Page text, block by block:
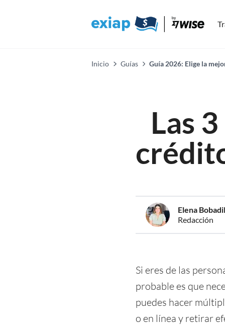
Inicio Guías Guía 2026: Elige la
Las
Elena
Redacción
Si eres de las
probable es que
puedes hacer
o en línea y retirar